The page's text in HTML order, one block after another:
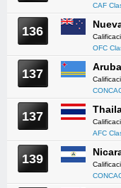
CAF
136
OFC
137 Aruba
137
AFC
139